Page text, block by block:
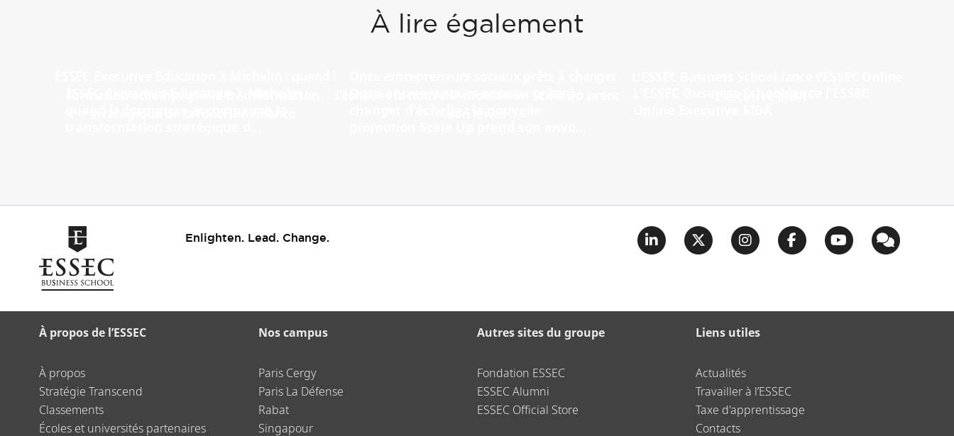
À lire également
Enlighten. Lead. Change.
À propos de l’ESSEC
À propos
Stratégie Transcend
Classements
Écoles et universités partenaires
Nos campus
Paris Cergy
Paris La Défense
Rabat
Singapour
Autres sites du groupe
Fondation ESSEC
ESSEC Alumni
ESSEC Official Store
Liens utiles
Actualités
Travailler à l’ESSEC
Taxe d'apprentissage
Contacts